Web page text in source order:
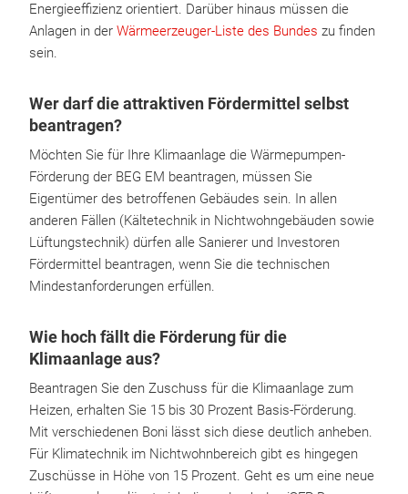
Energieeffizienz orientiert. Darüber hinaus müssen die
Anlagen in der Wärmeerzeuger-Liste des Bundes zu finden
sein.
Wer darf die attraktiven Fördermittel selbst
beantragen?
Möchten Sie für Ihre Klimaanlage die Wärmepumpen-
Förderung der BEG EM beantragen, müssen Sie
Eigentümer des betroffenen Gebäudes sein. In allen
anderen Fällen (Kältetechnik in Nichtwohngebäuden sowie
Lüftungstechnik) dürfen alle Sanierer und Investoren
Fördermittel beantragen, wenn Sie die technischen
Mindestanforderungen erfüllen.
Wie hoch fällt die Förderung für die
Klimaanlage aus?
Beantragen Sie den Zuschuss für die Klimaanlage zum
Heizen, erhalten Sie 15 bis 30 Prozent Basis-Förderung.
Mit verschiedenen Boni lässt sich diese deutlich anheben.
Für Klimatechnik im Nichtwohnbereich gibt es hingegen
Zuschüsse in Höhe von 15 Prozent. Geht es um eine neue